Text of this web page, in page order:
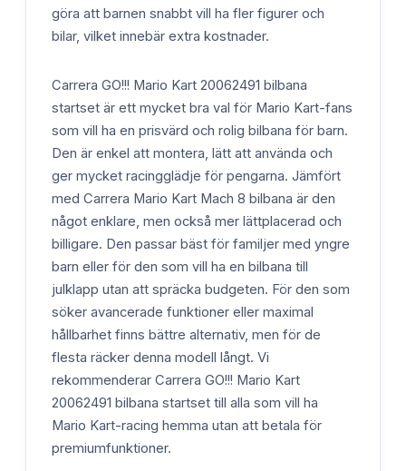
göra att barnen snabbt vill ha fler figurer och
bilar, vilket innebär extra kostnader.
Carrera GO!!! Mario Kart 20062491 bilbana
startset är ett mycket bra val för Mario Kart-fans
som vill ha en prisvärd och rolig bilbana för barn.
Den är enkel att montera, lätt att använda och
ger mycket racingglädje för pengarna. Jämfört
med Carrera Mario Kart Mach 8 bilbana är den
något enklare, men också mer lättplacerad och
billigare. Den passar bäst för familjer med yngre
barn eller för den som vill ha en bilbana till
julklapp utan att spräcka budgeten. För den som
söker avancerade funktioner eller maximal
hållbarhet finns bättre alternativ, men för de
flesta räcker denna modell långt. Vi
rekommenderar Carrera GO!!! Mario Kart
20062491 bilbana startset till alla som vill ha
Mario Kart-racing hemma utan att betala för
premiumfunktioner.